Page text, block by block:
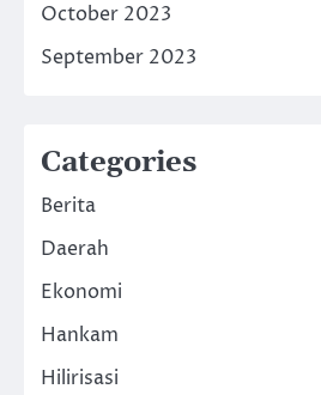
October 2023
September 2023
Categories
Berita
Daerah
Ekonomi
Hankam
Hilirisasi